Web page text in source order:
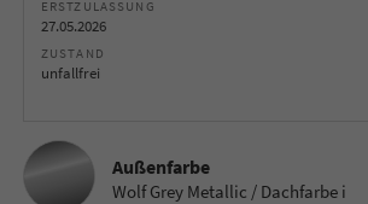
ERSTZULASSUNG
27.05.2026
ZUSTAND
unfallfrei
Außenfarbe
Wolf Grey Metallic / Dachfarbe i